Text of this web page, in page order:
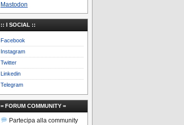
Mastodon
:: I SOCIAL ::
Facebook
Instagram
Twitter
Linkedin
Telegram
= FORUM COMMUNITY =
Partecipa alla community